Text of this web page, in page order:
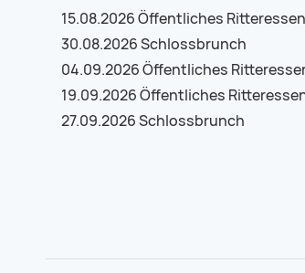
15.08.2026Öffentliches Ritteressen
30.08.2026Schlossbrunch
04.09.2026Öffentliches
19.09.2026Öffentliches
27.09.2026Schlossbrunch